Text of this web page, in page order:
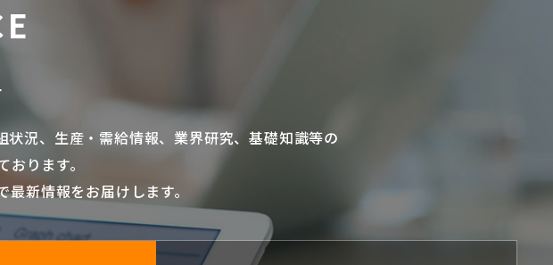
況、生産・需給情報、業界研究、基礎知識等の
おります。
新情報をお届けします。